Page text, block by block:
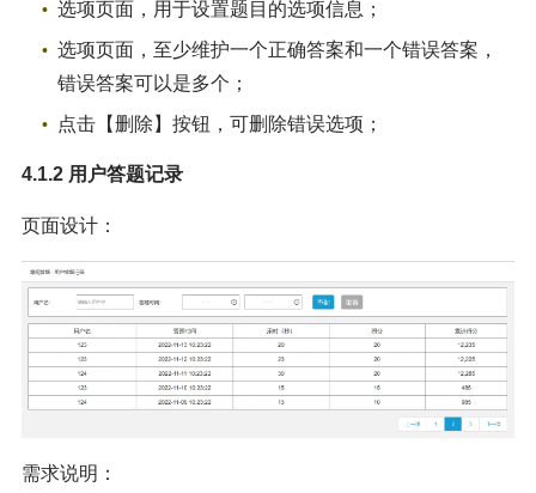
选项页面，用于设置题目的选项信息；
选项页面，至少维护一个正确答案和一个错误答案，
错误答案可以是多个；
点击【删除】按钮，可删除错误选项；
4.1.2 用户答题记录
页面设计：
需求说明：